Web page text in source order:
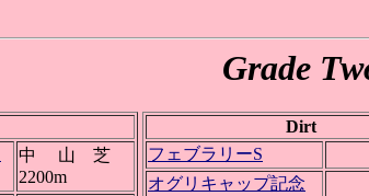
Grade
中 山 芝
2200m
Dirt
フェブラリーS
オグリキャップ記念